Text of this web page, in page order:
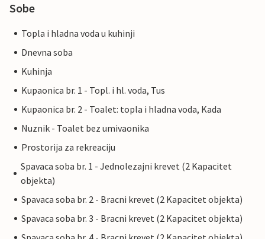
Sobe
Topla i hladna voda u kuhinji
Dnevna soba
Kuhinja
Kupaonica br. 1 - Topl. i hl. voda, Tus
Kupaonica br. 2 - Toalet: topla i hladna voda, Kada
Nuznik - Toalet bez umivaonika
Prostorija za rekreaciju
Spavaca soba br. 1 - Jednolezajni krevet (2 Kapacitet
objekta)
Spavaca soba br. 2 - Bracni krevet (2 Kapacitet objekta)
Spavaca soba br. 3 - Bracni krevet (2 Kapacitet objekta)